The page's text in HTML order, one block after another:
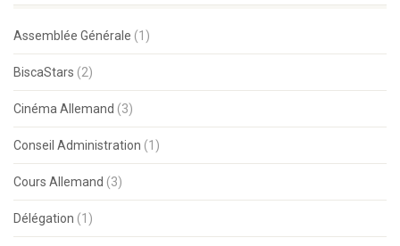
Assemblée Générale (1)
BiscaStars (2)
Cinéma Allemand (3)
Conseil Administration (1)
Cours Allemand (3)
Délégation (1)